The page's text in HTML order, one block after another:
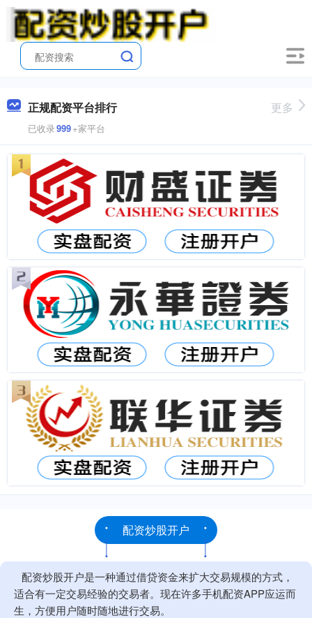
正规配资平台排行
已收录999+家平台
更多
配资炒股开户
配资炒股开户是一种通过借贷资金来扩大交易规模的方式，
适合有一定交易经验的交易者。现在许多手机配资APP应运而
生，方便用户随时随地进行交易。